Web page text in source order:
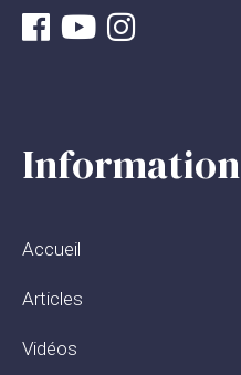
Information
Accueil
Articles
Vidéos